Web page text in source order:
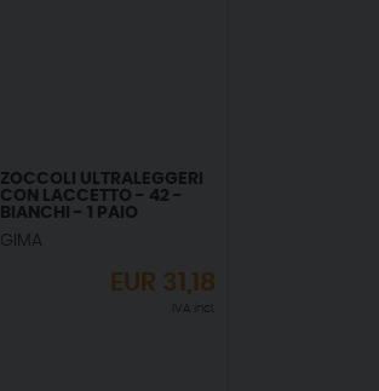
ZOCCOLI ULTRALEGGERI
CON LACCETTO - 42 -
BIANCHI - 1 PAIO
GIMA
EUR 31,18
IVA incl.